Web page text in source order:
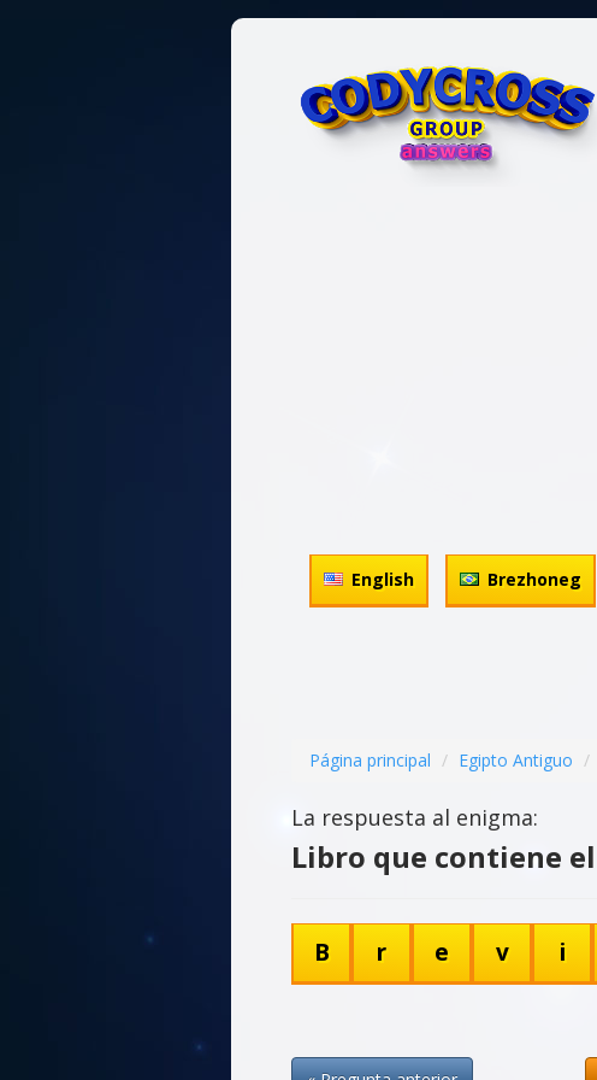
English Brezhoneg
Página principal Egipto Antiguo
La respuesta al enigma:
Libro que contiene
B r e v i